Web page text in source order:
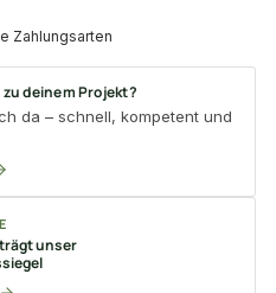
deinem Projekt?
da – schnell, kompetent und
unser